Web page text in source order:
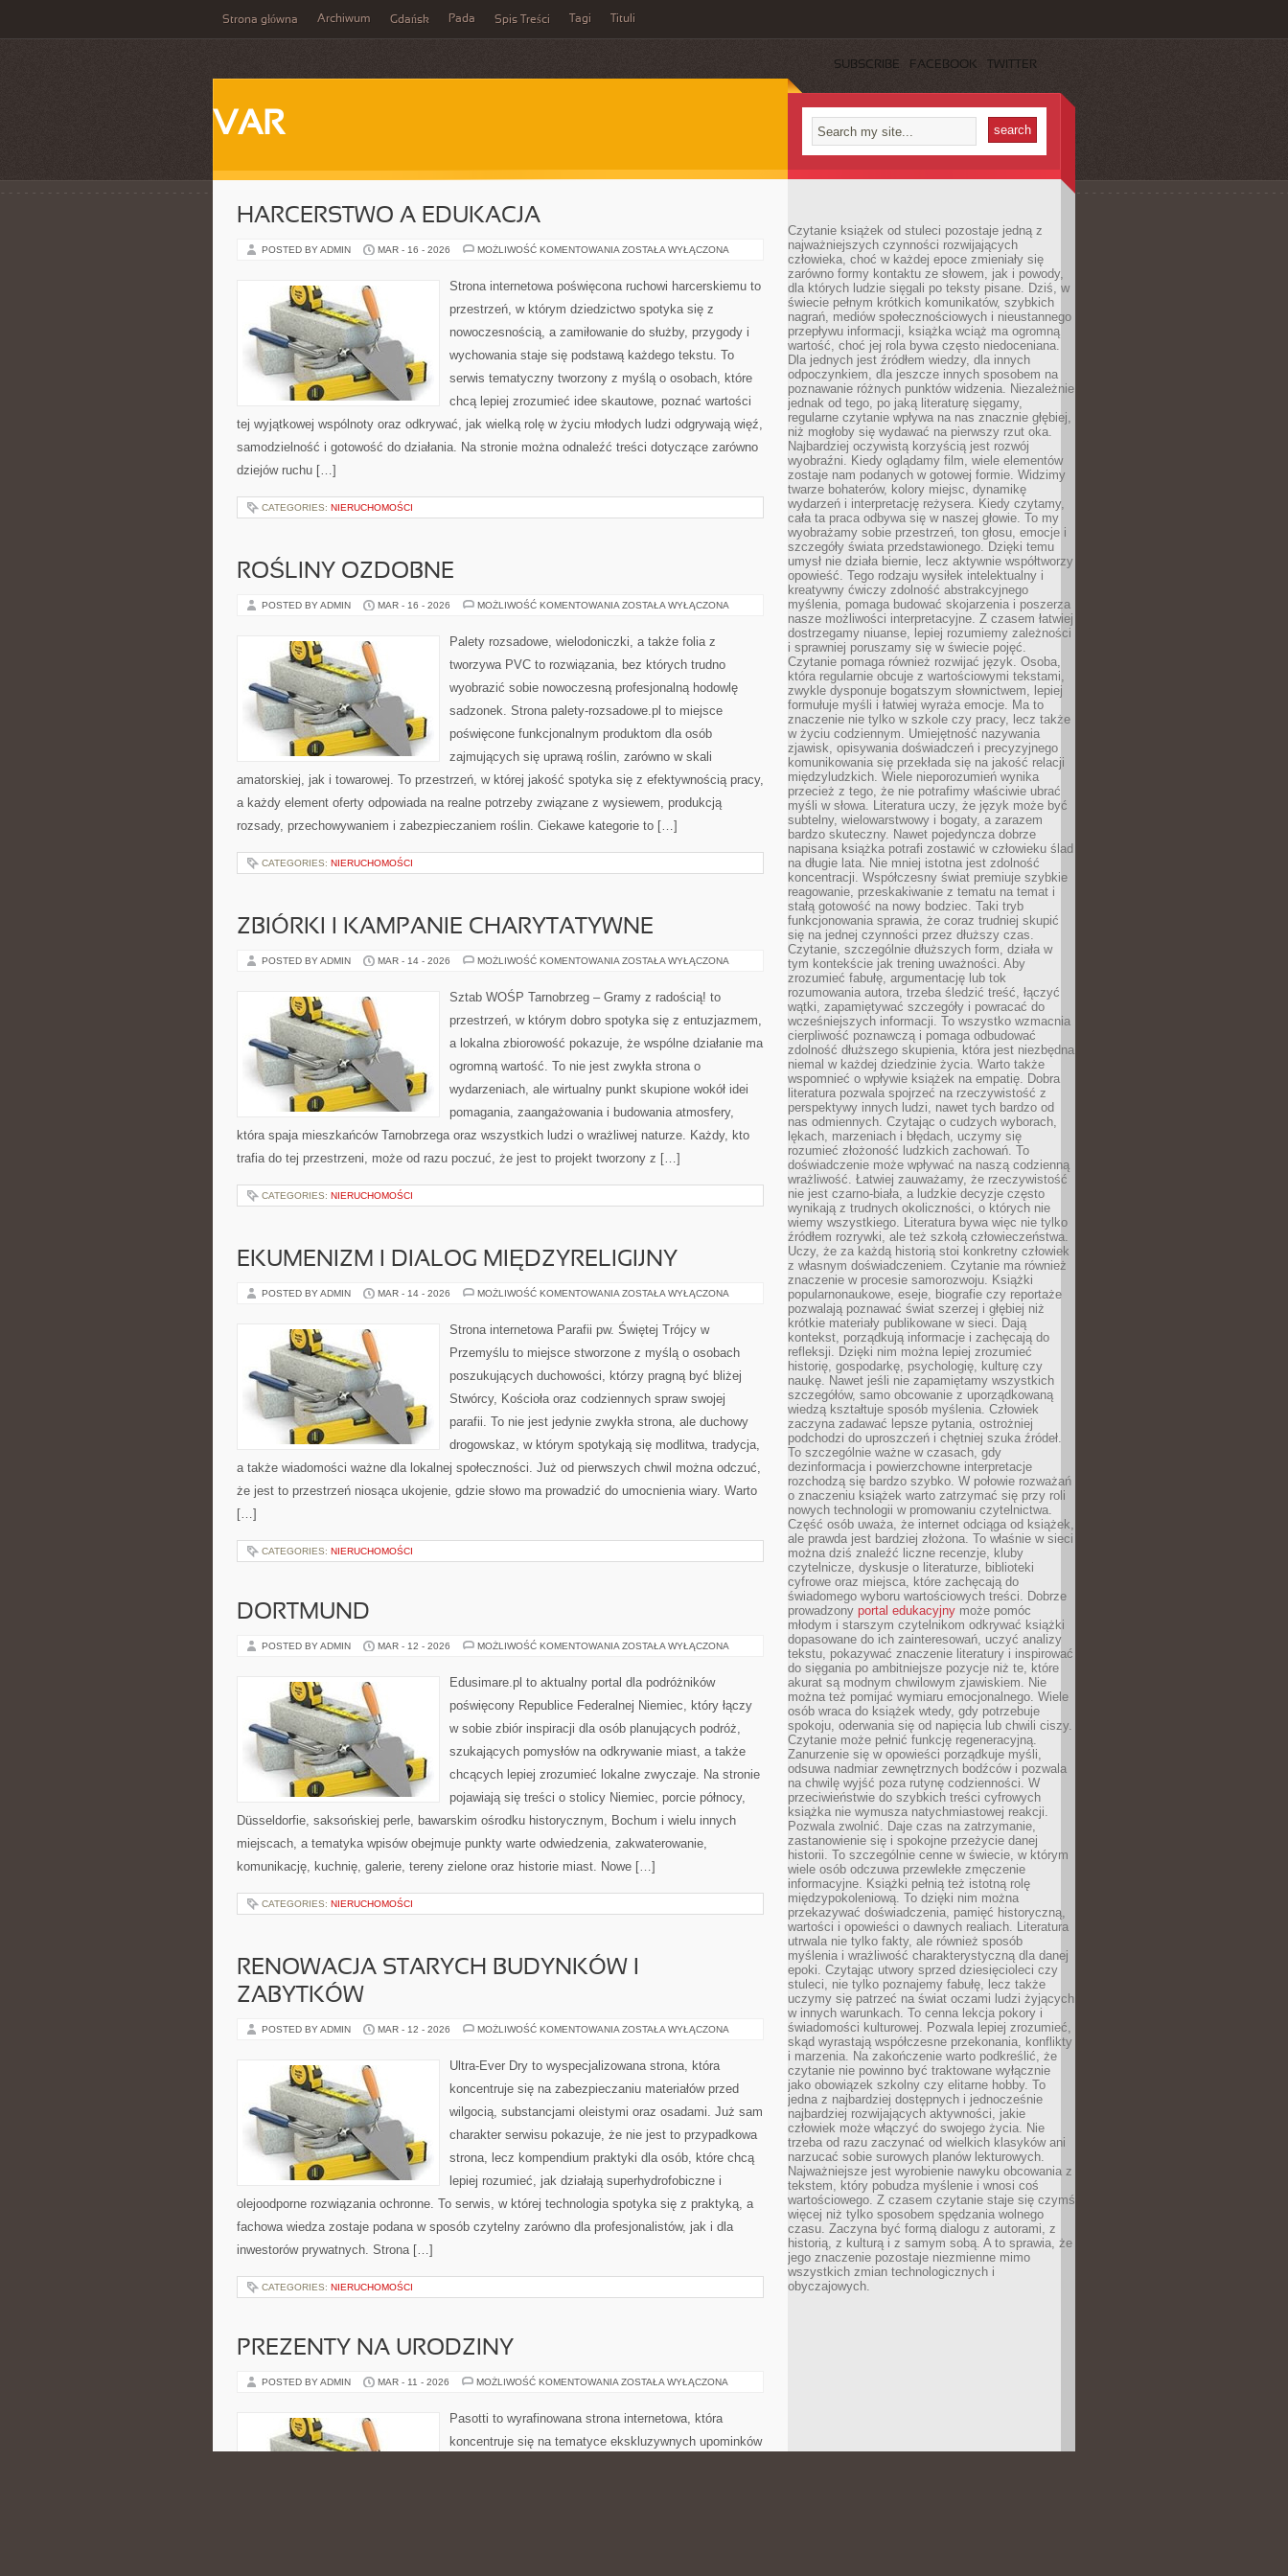
Strona główna Archiwum Gdańsk Pada Spis Treści Tagi Tituli
SUBSCRIBE FACEBOOK TWITTER
VAR
HARCERSTWO A EDUKACJA
POSTED BY ADMIN MAR - 16 - 2026 MOŻLIWOŚĆ KOMENTOWANIA HARCERSTWO
ZOSTAŁA WYŁĄCZONA
Strona internetowa poświęcona ruchowi harcerskiemu to
przestrzeń, w którym dziedzictwo spotyka się z
nowoczesnością, a zamiłowanie do służby, przygody i
wychowania staje się podstawą każdego tekstu. To
serwis tematyczny tworzony z myślą o osobach, które
chcą lepiej zrozumieć idee skautowe, poznać wartości
tej wyjątkowej wspólnoty oraz odkrywać, jak wielką rolę w życiu młodych ludzi odgrywają więź,
samodzielność i gotowość do działania. Na stronie można odnaleźć treści dotyczące zarówno
dziejów ruchu […]
CATEGORIES: NIERUCHOMOŚCI
ROŚLINY OZDOBNE
POSTED BY ADMIN MAR - 16 - 2026 MOŻLIWOŚĆ KOMENTOWANIA ROŚLINY
ZOSTAŁA WYŁĄCZONA
Palety rozsadowe, wielodoniczki, a także folia z
tworzywa PVC to rozwiązania, bez których trudno
wyobrazić sobie nowoczesną profesjonalną hodowlę
sadzonek. Strona palety-rozsadowe.pl to miejsce
poświęcone funkcjonalnym produktom dla osób
zajmujących się uprawą roślin, zarówno w skali
amatorskiej, jak i towarowej. To przestrzeń, w której jakość spotyka się z efektywnością pracy,
a każdy element oferty odpowiada na realne potrzeby związane z wysiewem, produkcją
rozsady, przechowywaniem i zabezpieczaniem roślin. Ciekawe kategorie to […]
CATEGORIES: NIERUCHOMOŚCI
ZBIÓRKI I KAMPANIE CHARYTATYWNE
POSTED BY ADMIN MAR - 14 - 2026 MOŻLIWOŚĆ KOMENTOWANIA ZBIÓRKI
CHARYTATYWNE
ZOSTAŁA WYŁĄCZONA
Sztab WOŚP Tarnobrzeg – Gramy z radością! to
przestrzeń, w którym dobro spotyka się z entuzjazmem,
a lokalna zbiorowość pokazuje, że wspólne działanie ma
ogromną wartość. To nie jest zwykła strona o
wydarzeniach, ale wirtualny punkt skupione wokół idei
pomagania, zaangażowania i budowania atmosfery,
która spaja mieszkańców Tarnobrzega oraz wszystkich ludzi o wrażliwej naturze. Każdy, kto
trafia do tej przestrzeni, może od razu poczuć, że jest to projekt tworzony z […]
CATEGORIES: NIERUCHOMOŚCI
EKUMENIZM I DIALOG MIĘDZYRELIGIJNY
POSTED BY ADMIN MAR - 14 - 2026 MOŻLIWOŚĆ KOMENTOWANIA EKUMENIZM
MIĘDZYRELIGIJNY
ZOSTAŁA WYŁĄCZONA
Strona internetowa Parafii pw. Świętej Trójcy w
Przemyślu to miejsce stworzone z myślą o osobach
poszukujących duchowości, którzy pragną być bliżej
Stwórcy, Kościoła oraz codziennych spraw swojej
parafii. To nie jest jedynie zwykła strona, ale duchowy
drogowskaz, w którym spotykają się modlitwa, tradycja,
a także wiadomości ważne dla lokalnej społeczności. Już od pierwszych chwil można odczuć,
że jest to przestrzeń niosąca ukojenie, gdzie słowo ma prowadzić do umocnienia wiary. Warto
[…]
CATEGORIES: NIERUCHOMOŚCI
DORTMUND
POSTED BY ADMIN MAR - 12 - 2026 MOŻLIWOŚĆ KOMENTOWANIA DORTMUND
ZOSTAŁA WYŁĄCZONA
Edusimare.pl to aktualny portal dla podróżników
poświęcony Republice Federalnej Niemiec, który łączy
w sobie zbiór inspiracji dla osób planujących podróż,
szukających pomysłów na odkrywanie miast, a także
chcących lepiej zrozumieć lokalne zwyczaje. Na stronie
pojawiają się treści o stolicy Niemiec, porcie północy,
Düsseldorfie, saksońskiej perle, bawarskim ośrodku historycznym, Bochum i wielu innych
miejscach, a tematyka wpisów obejmuje punkty warte odwiedzenia, zakwaterowanie,
komunikację, kuchnię, galerie, tereny zielone oraz historie miast. Nowe […]
CATEGORIES: NIERUCHOMOŚCI
RENOWACJA STARYCH BUDYNKÓW I
ZABYTKÓW
POSTED BY ADMIN MAR - 12 - 2026 MOŻLIWOŚĆ KOMENTOWANIA RENOWACJA
ZABYTKÓW
ZOSTAŁA WYŁĄCZONA
Ultra-Ever Dry to wyspecjalizowana strona, która
koncentruje się na zabezpieczaniu materiałów przed
wilgocią, substancjami oleistymi oraz osadami. Już sam
charakter serwisu pokazuje, że nie jest to przypadkowa
strona, lecz kompendium praktyki dla osób, które chcą
lepiej rozumieć, jak działają superhydrofobiczne i
olejoodporne rozwiązania ochronne. To serwis, w której technologia spotyka się z praktyką, a
fachowa wiedza zostaje podana w sposób czytelny zarówno dla profesjonalistów, jak i dla
inwestorów prywatnych. Strona […]
CATEGORIES: NIERUCHOMOŚCI
PREZENTY NA URODZINY
POSTED BY ADMIN MAR - 11 - 2026 MOŻLIWOŚĆ KOMENTOWANIA PREZENTY
ZOSTAŁA WYŁĄCZONA
Pasotti to wyrafinowana strona internetowa, która
koncentruje się na tematyce ekskluzywnych upominków
Czytanie książek od stuleci pozostaje jedną z
najważniejszych czynności rozwijających
człowieka, choć w każdej epoce zmieniały się
zarówno formy kontaktu ze słowem, jak i powody,
dla których ludzie sięgali po teksty pisane. Dziś, w
świecie pełnym krótkich komunikatów, szybkich
nagrań, mediów społecznościowych i nieustannego
przepływu informacji, książka wciąż ma ogromną
wartość, choć jej rola bywa często niedoceniana.
Dla jednych jest źródłem wiedzy, dla innych
odpoczynkiem, dla jeszcze innych sposobem na
poznawanie różnych punktów widzenia. Niezależnie
jednak od tego, po jaką literaturę sięgamy,
regularne czytanie wpływa na nas znacznie głębiej,
niż mogłoby się wydawać na pierwszy rzut oka.
Najbardziej oczywistą korzyścią jest rozwój
wyobraźni. Kiedy oglądamy film, wiele elementów
zostaje nam podanych w gotowej formie. Widzimy
twarze bohaterów, kolory miejsc, dynamikę
wydarzeń i interpretację reżysera. Kiedy czytamy,
cała ta praca odbywa się w naszej głowie. To my
wyobrażamy sobie przestrzeń, ton głosu, emocje i
szczegóły świata przedstawionego. Dzięki temu
umysł nie działa biernie, lecz aktywnie współtworzy
opowieść. Tego rodzaju wysiłek intelektualny i
kreatywny ćwiczy zdolność abstrakcyjnego
myślenia, pomaga budować skojarzenia i poszerza
nasze możliwości interpretacyjne. Z czasem łatwiej
dostrzegamy niuanse, lepiej rozumiemy zależności
i sprawniej poruszamy się w świecie pojęć.
Czytanie pomaga również rozwijać język. Osoba,
która regularnie obcuje z wartościowymi tekstami,
zwykle dysponuje bogatszym słownictwem, lepiej
formułuje myśli i łatwiej wyraża emocje. Ma to
znaczenie nie tylko w szkole czy pracy, lecz także
w życiu codziennym. Umiejętność nazywania
zjawisk, opisywania doświadczeń i precyzyjnego
komunikowania się przekłada się na jakość relacji
międzyludzkich. Wiele nieporozumień wynika
przecież z tego, że nie potrafimy właściwie ubrać
myśli w słowa. Literatura uczy, że język może być
subtelny, wielowarstwowy i bogaty, a zarazem
bardzo skuteczny. Nawet pojedyncza dobrze
napisana książka potrafi zostawić w człowieku ślad
na długie lata. Nie mniej istotna jest zdolność
koncentracji. Współczesny świat premiuje szybkie
reagowanie, przeskakiwanie z tematu na temat i
stałą gotowość na nowy bodziec. Taki tryb
funkcjonowania sprawia, że coraz trudniej skupić
się na jednej czynności przez dłuższy czas.
Czytanie, szczególnie dłuższych form, działa w
tym kontekście jak trening uważności. Aby
zrozumieć fabułę, argumentację lub tok
rozumowania autora, trzeba śledzić treść, łączyć
wątki, zapamiętywać szczegóły i powracać do
wcześniejszych informacji. To wszystko wzmacnia
cierpliwość poznawczą i pomaga odbudować
zdolność dłuższego skupienia, która jest niezbędna
niemal w każdej dziedzinie życia. Warto także
wspomnieć o wpływie książek na empatię. Dobra
literatura pozwala spojrzeć na rzeczywistość z
perspektywy innych ludzi, nawet tych bardzo od
nas odmiennych. Czytając o cudzych wyborach,
lękach, marzeniach i błędach, uczymy się
rozumieć złożoność ludzkich zachowań. To
doświadczenie może wpływać na naszą codzienną
wrażliwość. Łatwiej zauważamy, że rzeczywistość
nie jest czarno-biała, a ludzkie decyzje często
wynikają z trudnych okoliczności, o których nie
wiemy wszystkiego. Literatura bywa więc nie tylko
źródłem rozrywki, ale też szkołą człowieczeństwa.
Uczy, że za każdą historią stoi konkretny człowiek
z własnym doświadczeniem. Czytanie ma również
znaczenie w procesie samorozwoju. Książki
popularnonaukowe, eseje, biografie czy reportaże
pozwalają poznawać świat szerzej i głębiej niż
krótkie materiały publikowane w sieci. Dają
kontekst, porządkują informacje i zachęcają do
refleksji. Dzięki nim można lepiej zrozumieć
historię, gospodarkę, psychologię, kulturę czy
naukę. Nawet jeśli nie zapamiętamy wszystkich
szczegółów, samo obcowanie z uporządkowaną
wiedzą kształtuje sposób myślenia. Człowiek
zaczyna zadawać lepsze pytania, ostrożniej
podchodzi do uproszczeń i chętniej szuka źródeł.
To szczególnie ważne w czasach, gdy
dezinformacja i powierzchowne interpretacje
rozchodzą się bardzo szybko. W połowie rozważań
o znaczeniu książek warto zatrzymać się przy roli
nowych technologii w promowaniu czytelnictwa.
Część osób uważa, że internet odciąga od książek,
ale prawda jest bardziej złożona. To właśnie w sieci
można dziś znaleźć liczne recenzje, kluby
czytelnicze, dyskusje o literaturze, biblioteki
cyfrowe oraz miejsca, które zachęcają do
świadomego wyboru wartościowych treści. Dobrze
prowadzony portal edukacyjny może pomóc
młodym i starszym czytelnikom odkrywać książki
dopasowane do ich zainteresowań, uczyć analizy
tekstu, pokazywać znaczenie literatury i inspirować
do sięgania po ambitniejsze pozycje niż te, które
akurat są modnym chwilowym zjawiskiem. Nie
można też pomijać wymiaru emocjonalnego. Wiele
osób wraca do książek wtedy, gdy potrzebuje
spokoju, oderwania się od napięcia lub chwili ciszy.
Czytanie może pełnić funkcję regeneracyjną.
Zanurzenie się w opowieści porządkuje myśli,
odsuwa nadmiar zewnętrznych bodźców i pozwala
na chwilę wyjść poza rutynę codzienności. W
przeciwieństwie do szybkich treści cyfrowych
książka nie wymusza natychmiastowej reakcji.
Pozwala zwolnić. Daje czas na zatrzymanie,
zastanowienie się i spokojne przeżycie danej
historii. To szczególnie cenne w świecie, w którym
wiele osób odczuwa przewlekłe zmęczenie
informacyjne. Książki pełnią też istotną rolę
międzypokoleniową. To dzięki nim można
przekazywać doświadczenia, pamięć historyczną,
wartości i opowieści o dawnych realiach. Literatura
utrwala nie tylko fakty, ale również sposób
myślenia i wrażliwość charakterystyczną dla danej
epoki. Czytając utwory sprzed dziesięcioleci czy
stuleci, nie tylko poznajemy fabułę, lecz także
uczymy się patrzeć na świat oczami ludzi żyjących
w innych warunkach. To cenna lekcja pokory i
świadomości kulturowej. Pozwala lepiej zrozumieć,
skąd wyrastają współczesne przekonania, konflikty
i marzenia. Na zakończenie warto podkreślić, że
czytanie nie powinno być traktowane wyłącznie
jako obowiązek szkolny czy elitarne hobby. To
jedna z najbardziej dostępnych i jednocześnie
najbardziej rozwijających aktywności, jakie
człowiek może włączyć do swojego życia. Nie
trzeba od razu zaczynać od wielkich klasyków ani
narzucać sobie surowych planów lekturowych.
Najważniejsze jest wyrobienie nawyku obcowania z
tekstem, który pobudza myślenie i wnosi coś
wartościowego. Z czasem czytanie staje się czymś
więcej niż tylko sposobem spędzania wolnego
czasu. Zaczyna być formą dialogu z autorami, z
historią, z kulturą i z samym sobą. A to sprawia, że
jego znaczenie pozostaje niezmienne mimo
wszystkich zmian technologicznych i
obyczajowych.